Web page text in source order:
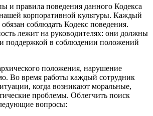
и правила поведения данного Кодекса
корпоративной культуры. Каждый
соблюдать Кодекс поведения.
лежит на руководителях: они должны
поддержкой в соблюдении положений
положения, нарушение
Во время работы каждый сотрудник
когда возникают моральные,
проблемы. Облегчить поиск
вопросы: